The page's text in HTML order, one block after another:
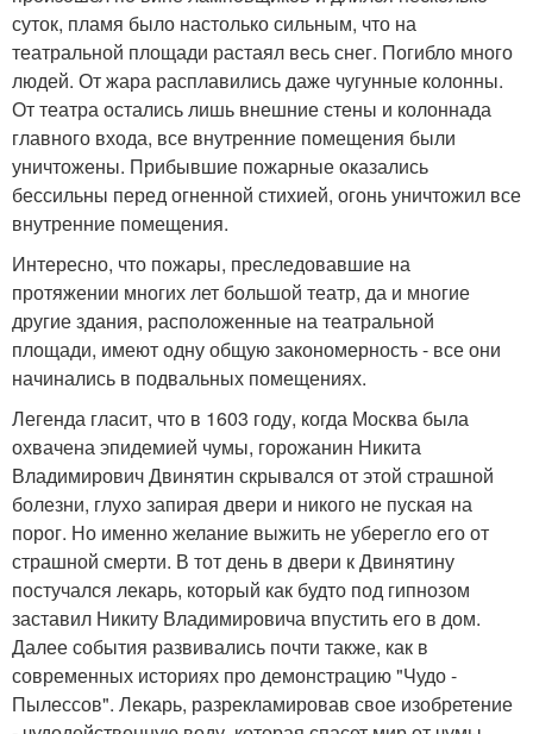
суток, пламя было настолько сильным, что на
театральной площади растаял весь снег. Погибло много
людей. От жара расплавились даже чугунные колонны.
От театра остались лишь внешние стены и колоннада
главного входа, все внутренние помещения были
уничтожены. Прибывшие пожарные оказались
бессильны перед огненной стихией, огонь уничтожил все
внутренние помещения.
Интересно, что пожары, преследовавшие на
протяжении многих лет большой театр, да и многие
другие здания, расположенные на театральной
площади, имеют одну общую закономерность - все они
начинались в подвальных помещениях.
Легенда гласит, что в 1603 году, когда Москва была
охвачена эпидемией чумы, горожанин Никита
Владимирович Двинятин скрывался от этой страшной
болезни, глухо запирая двери и никого не пуская на
порог. Но именно желание выжить не уберегло его от
страшной смерти. В тот день в двери к Двинятину
постучался лекарь, который как будто под гипнозом
заставил Никиту Владимировича впустить его в дом.
Далее события развивались почти также, как в
современных историях про демонстрацию "Чудо -
Пылессов". Лекарь, разрекламировав свое изобретение